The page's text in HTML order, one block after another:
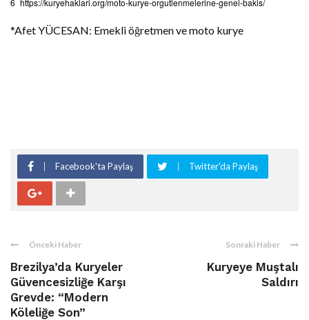
*Afet YÜCESAN: Emekli öğretmen ve moto kurye
Facebook'ta Paylaş Twitter'da Paylaş
Önceki Haber
Brezilya’da Kuryeler
Güvencesizliğe Karşı
Grevde: “Modern
Köleliğe Son”
Sonraki Haber
Kuryeye Muştalı
Saldırı